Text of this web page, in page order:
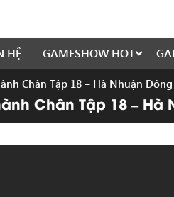
HỆ GAMESHOW HOT
Chân Tập 18 – Hà Nhuận
Chân Tập 18 – Hà